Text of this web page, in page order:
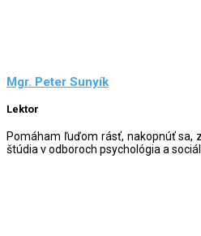
Mgr. Peter Sunyík
Lektor
Pomáham ľuďom rásť, nakopnúť sa,
štúdia v odboroch psychológia a